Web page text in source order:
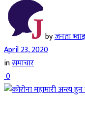
byजनता
April 23, 2020
inसमाचार
0